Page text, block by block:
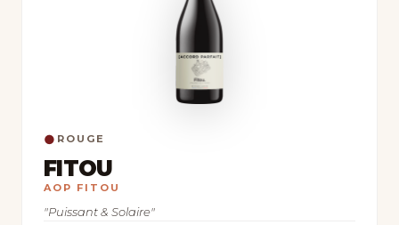
● ROUGE
FITOU
AOP FITOU
"Puissant & Solaire"